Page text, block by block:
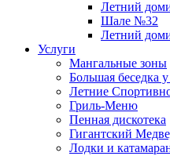
Летний
Шале №32
Летний
Услуги
Мангальные зоны
Большая беседка
Летние
Гриль-Меню
Пенная дискотека
Гигантский
Лодки и